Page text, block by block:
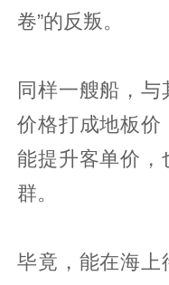
卷”的反叛。
同样一艘船，
价格打成地板价
能提升客单价，
群。
毕竟，能在海上